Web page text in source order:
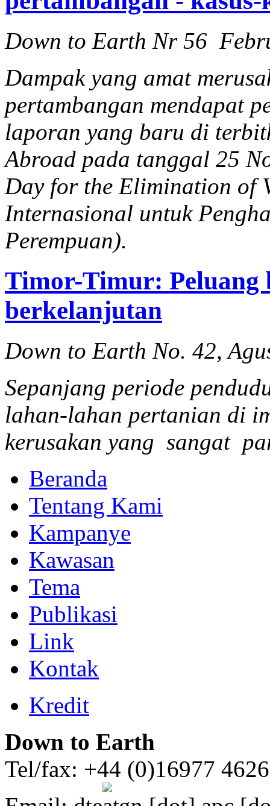
Down to Earth Nr 56
Dampak yang amat
pertambangan mendapat
laporan yang baru di
Abroad pada tanggal 25
Day for the Elimination of
Internasional untuk
Perempuan).
Timor-Timur: Peluang
berkelanjutan
Down to Earth No. 42,
Sepanjang periode
lahan-lahan pertanian di
kerusakan yang sangat
Beranda
Tentang Kami
Kampanye
Kawasan
Tema
Publikasi
Link
Kontak
Kredit
Down to Earth
Tel/fax: +44 (0)16977